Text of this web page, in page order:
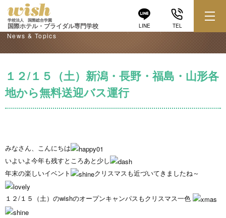
LINE TEL
学校法人 国際総合学園
国際ホテル・ブライダル専門学校
学校からのお知らせ
News & Topics
１２/１５（土）新潟・長野・福島・山形各
地から無料送迎バス運行
みなさん、こんにちは
いよいよ今年も残すところあと少し
年末の楽しいイベント
クリスマスも近づいてきましたね～
１２/１５（土）のwishのオープンキャンパスもクリスマス一色